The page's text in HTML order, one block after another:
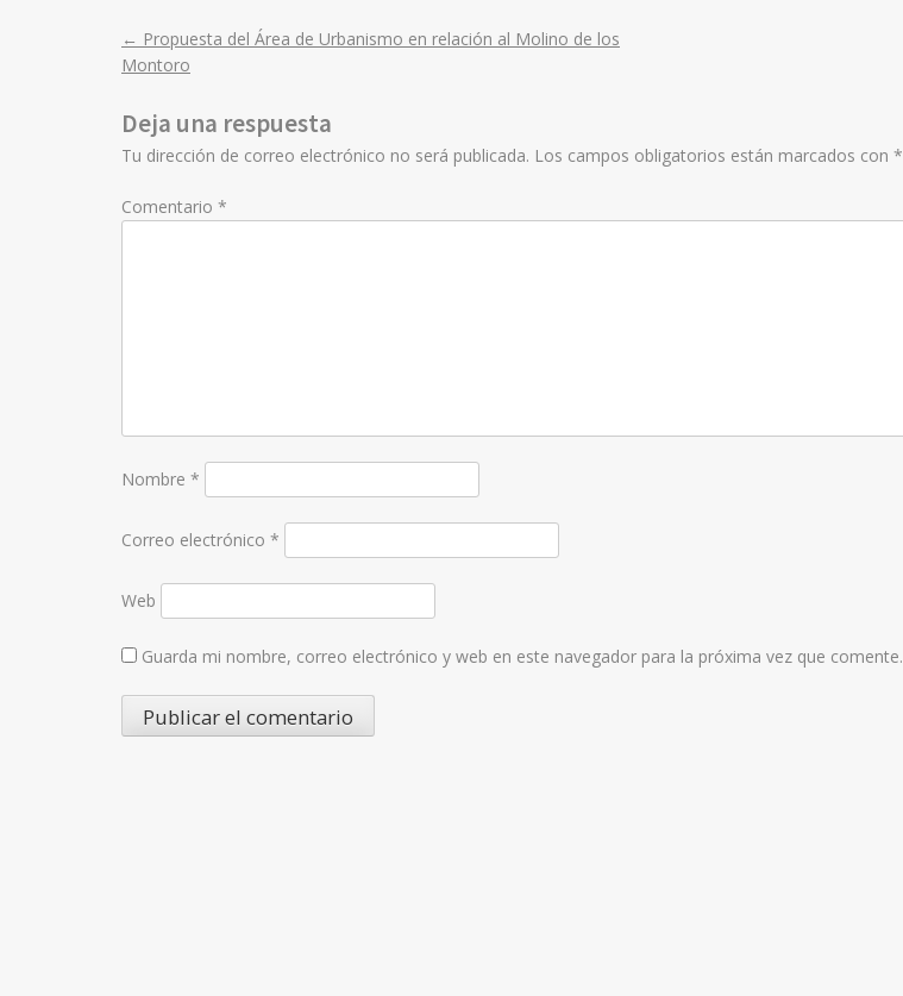
Post
navigation
← Propuesta del Área de Urbanismo en relación al Molino de los
Montoro
Deja una respuesta
Tu dirección de correo electrónico no será publicada. Los campos obligatorios están marcados con *
Comentario *
Nombre *
Correo electrónico *
Web
Guarda mi nombre, correo electrónico y web en este navegador para la próxima vez que comente.